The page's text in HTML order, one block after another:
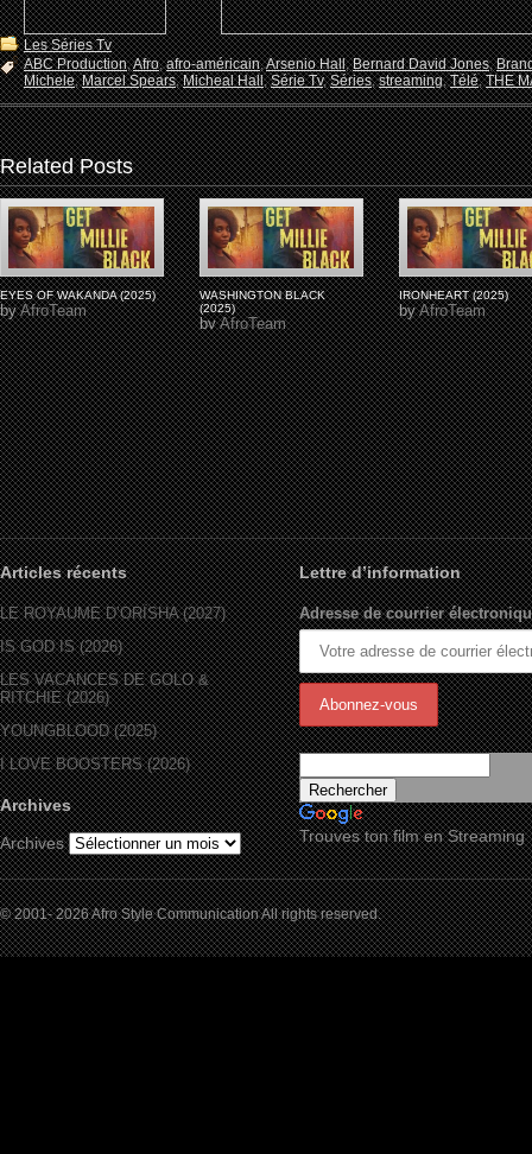
Les Séries Tv
ABC Production,Afro,afro-américain,Arsenio Hall,Bernard David Jones,
Michele,Marcel Spears,Micheal Hall,Série Tv,Séries,streaming,Télé,THE
Related Posts
EYES OF WAKANDA (2025)
byAfroTeam
WASHINGTON BLACK
(2025)
byAfroTeam
IRONHEART (2025)
byAfroTeam
Articles récents
LE ROYAUME D’ORÏSHA (2027)
IS GOD IS (2026)
LES VACANCES DE GOLO &
RITCHIE (2026)
YOUNGBLOOD (2025)
I LOVE BOOSTERS (2026)
Archives
Archives
Lettre d’information
Adresse de courrier
Trouves ton film en Streaming
© 2001- 2026 Afro Style Communication All rights reserved.